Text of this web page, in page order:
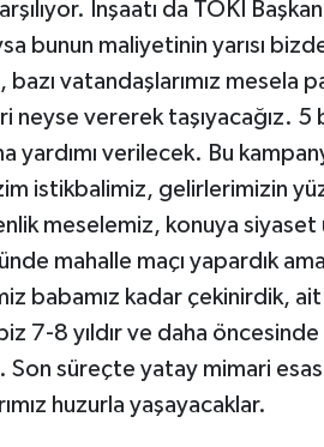
İnşaatı da TOKİ
bunun maliyetinin yarısı
vatandaşlarımız mesela
neyse vererek taşıyacağız. 5
yardımı verilecek. Bu
istikbalimiz, gelirlerimizin
meselemiz, konuya siyaset
mahalle maçı yapardık
babamız kadar çekinirdik,
7-8 yıldır ve daha
Son süreçte yatay mimari
huzurla yaşayacaklar.